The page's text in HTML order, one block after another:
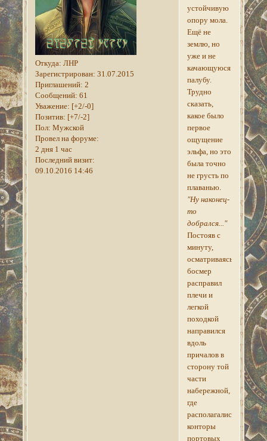
Откуда: ЛНР
Зарегистрирован: 31.07.2015
Приглашений: 2
Сообщений: 61
Уважение: [+2/-0]
Позитив: [+7/-2]
Пол: Мужской
Провел на форуме:
2 дня 1 час
Последний визит:
09.10.2016 14:46
устойчивую
опору мола.
Ещё не
землю, но
уже и не
качающуюся
палубу.
Трудно
сказать,
какое было
первое
ощущение
эльфа, но это
была точно
не грусть по
плаванью.
"Ну наконец-
то
добрался..."
Постояв с
минуту,
осматриваясь,
босмер
расправил
плечи и
легкой
походкой
направился
вдоль
причалов в
сторону той
части
набережной,
где
располагались
конторы
портовых